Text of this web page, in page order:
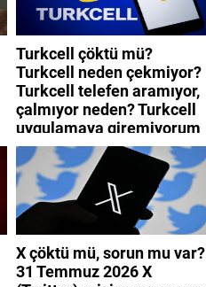
Turkcell çöktü mü?
Turkcell neden çekmiyor?
Turkcell telefen aramıyor,
çalmıyor neden? Turkcell
uygulamaya giremiyorum
neden? Turkcell internet
neden yavaş?
X çöktü mü, sorun mu var?
31 Temmuz 2026 X